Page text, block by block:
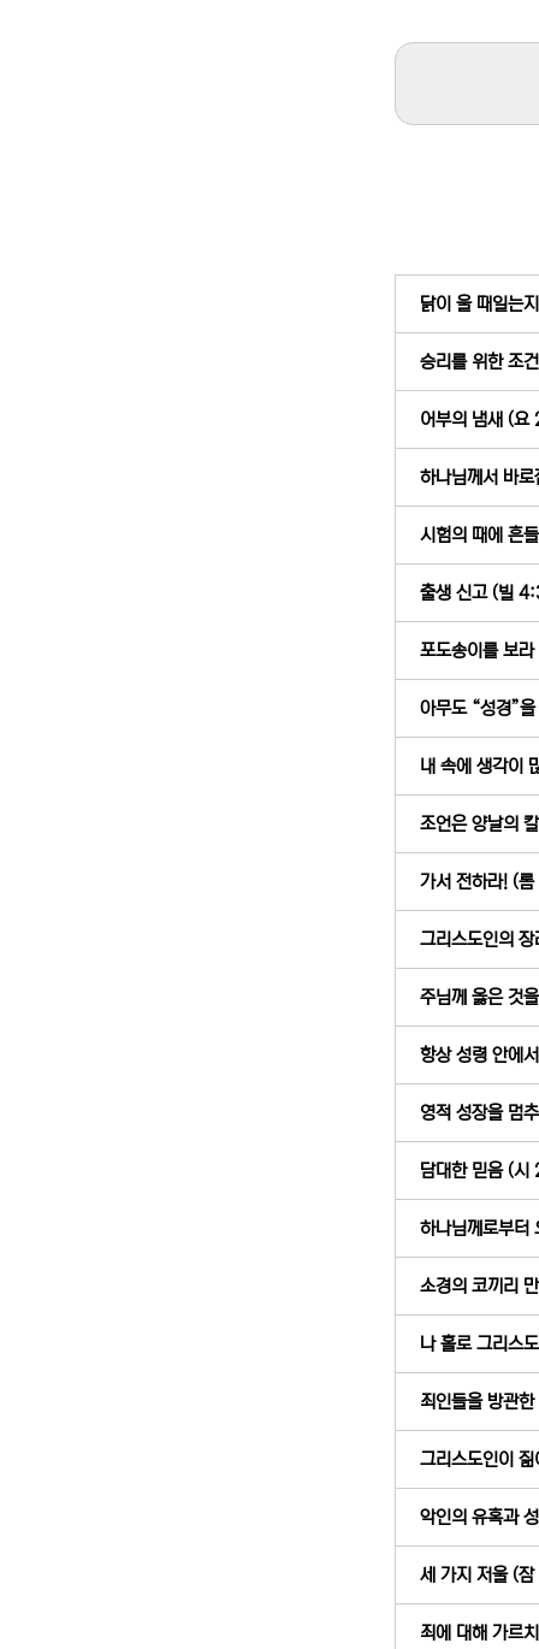
닭이 울 때일는
승리를 위한 조
어부의 냄새 (
하나님께서 바
시험의 때에 흔
출생 신고 (빌
포도송이를 보
아무도 “성경”
내 속에 생각이
조언은 양날의
가서 전하라! (
그리스도인의
주님께 옳은 것
항상 성령 안에
영적 성장을 멈
담대한 믿음 (
하나님께로부
소경의 코끼리
나 홀로 그리스
죄인들을 방관
그리스도인이
악인의 유혹과
세 가지 저울 (
죄에 대해 가르